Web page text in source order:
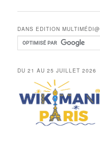
articles
DANS EDITION MULTIMÉDI@
DU 21 AU 25 JUILLET 2026